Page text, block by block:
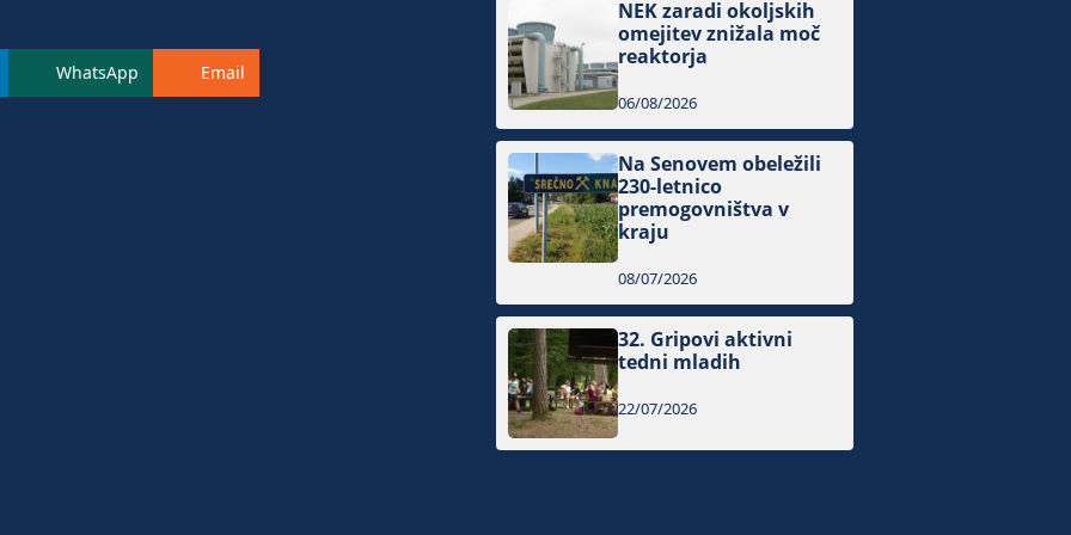
WhatsApp Email
NEK zaradi okoljskih
omejitev znižala moč
reaktorja
06/08/2026
Na Senovem obeležili
230-letnico
premogovništva v
kraju
08/07/2026
32. Gripovi aktivni
tedni mladih
22/07/2026